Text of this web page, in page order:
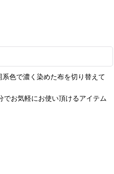
色で濃く染めた布を切り替えて
お気軽にお使い頂けるアイテム